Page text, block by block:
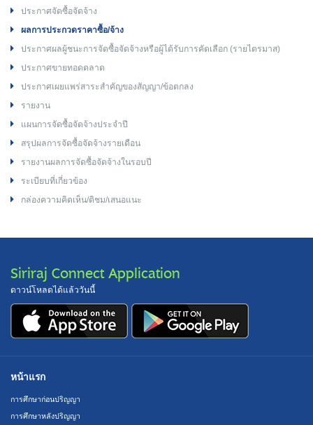
ประกาศจัดซื้อจัดจ้าง
ผลการประกวดราคาซื้อ/จ้าง
ประกาศผลผู้ชนะการจัดซื้อจัดจ้างหรือผู้ได้รับการคัดเลือก (รายไตรมาส)
ประกาศขายทอดตลาด
ประกาศเผยแพร่สาระสำคัญของสัญญา/ข้อตกลง
รายงาน
แผนการจัดซื้อจัดจ้างประจำปี
สรุปผลการจัดซื้อจัดจ้างรายเดือน
รายงานผลการจัดซื้อจัดจ้างในรอบปี
ระเบียบที่เกี่ยวข้อง
กล่องความคิดเห็น/ติชม/เสนอแนะ
Siriraj Connect Application
ดาวน์โหลดได้แล้ววันนี้
หน้าแรก
การศึกษาก่อนปริญญา
การศึกษาหลังปริญญา